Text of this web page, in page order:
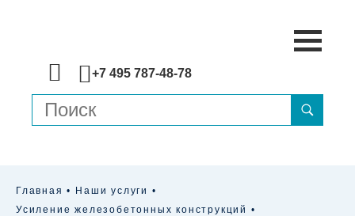
+7 495 787-48-78
Главная
Наши услуги
Усиление железобетонных конструкций